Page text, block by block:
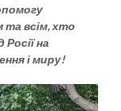
та всім, хто
на
і миру!